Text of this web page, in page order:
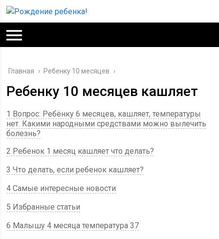
Главная › Ребенку 10 месяцев ›
Ребенку 10 месяцев кашляет
1 Вопрос: Ребёнку 6 месяцев, кашляет, температуры
нет. Какими народными средствами можно вылечить
болезнь?
2 Ребенок 1 месяц кашляет что делать?
3 Что делать, если ребенок кашляет?
4 Самые интересные новости
5 Избранные статьи
6 Малышу 4 месяца температура 37